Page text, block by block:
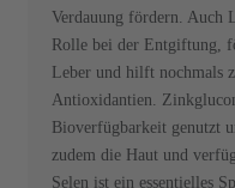
Verdauung fördern. Auch
Rolle bei der Entgiftung,
Leber und hilft nochmals
Antioxidantien.
Bioverfügbarkeit genutzt
zudem die Haut und
Selen ist ein essentielles